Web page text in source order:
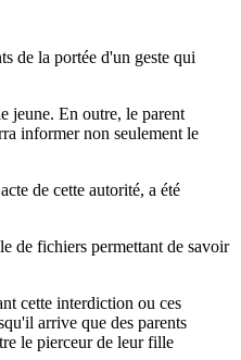
de la portée d'un geste qui
jeune. En outre, le parent
informer non seulement le
de cette autorité, a été
de fichiers permettant de savoir
cette interdiction ou ces
arrive que des parents
le pierceur de leur fille